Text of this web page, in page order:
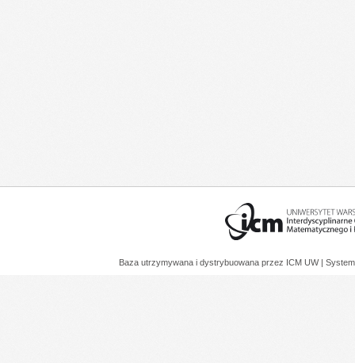
Baza utrzymywana i dystrybuowana przez ICM UW |